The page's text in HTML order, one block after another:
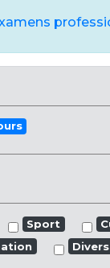
Sport
Divers